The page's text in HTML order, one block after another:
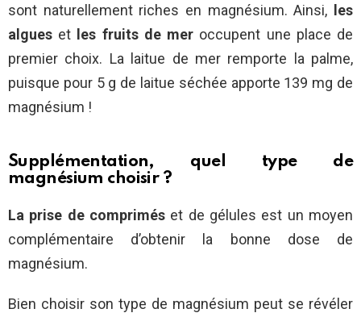
sont naturellement riches en magnésium. Ainsi, les
algues et les fruits de mer occupent une place de
premier choix. La laitue de mer remporte la palme,
puisque pour 5 g de laitue séchée apporte 139 mg de
magnésium !
Supplémentation, quel type de
magnésium choisir ?
La prise de comprimés et de gélules est un moyen
complémentaire d’obtenir la bonne dose de
magnésium.
Bien choisir son type de magnésium peut se révéler